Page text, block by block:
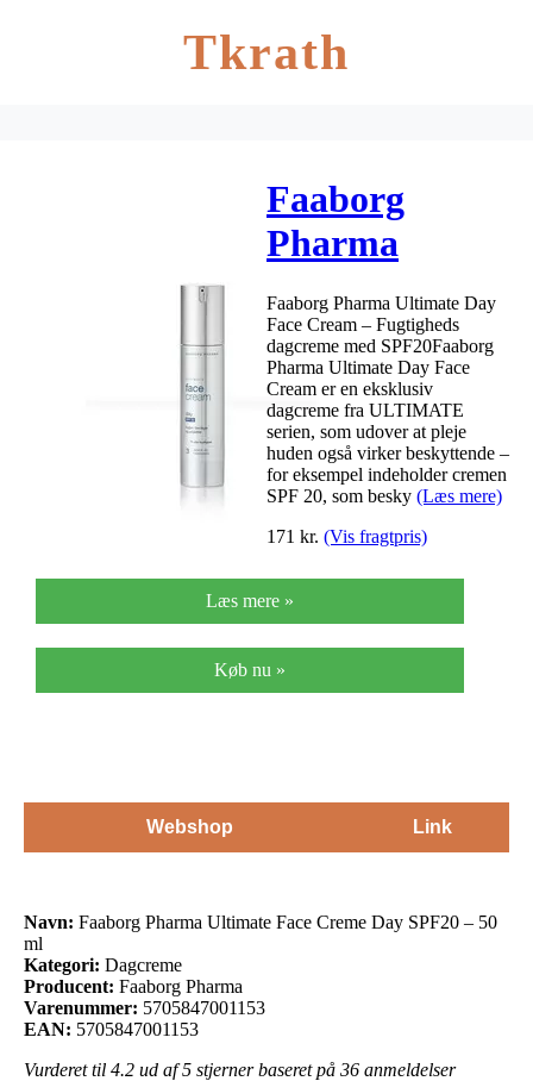
Tkrath
Faaborg
Pharma
Ultimate Face
Creme Day
SPF20 – 50 ml
Faaborg Pharma Ultimate Day
Face Cream – Fugtigheds
dagcreme med SPF20Faaborg
Pharma Ultimate Day Face
Cream er en eksklusiv
dagcreme fra ULTIMATE
serien, som udover at pleje
huden også virker beskyttende –
for eksempel indeholder cremen
SPF 20, som besky (Læs mere)
171 kr. (Vis fragtpris)
Læs mere »
Køb nu »
Webshop Link
Navn: Faaborg Pharma Ultimate Face Creme Day SPF20 – 50
ml
Kategori: Dagcreme
Producent: Faaborg Pharma
Varenummer: 5705847001153
EAN: 5705847001153
Vurderet til 4.2 ud af 5 stjerner baseret på 36 anmeldelser